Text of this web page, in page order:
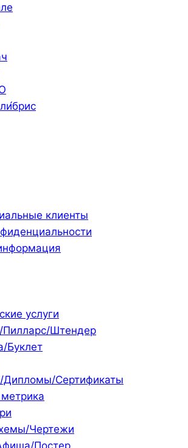
клиенты
услуги
Пилларс/Штендер
Буклет
Дипломы/Сертификаты
Чертежи
Постер